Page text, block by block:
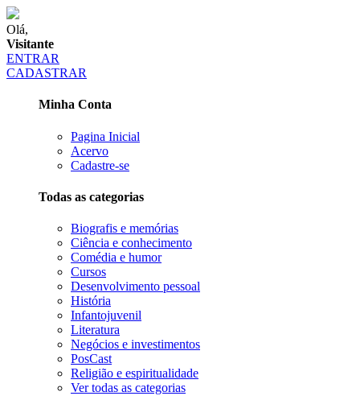
Olá,
Visitante
ENTRAR
CADASTRAR
Minha Conta
Pagina Inicial
Acervo
Cadastre-se
Todas as categorias
Biografis e memórias
Ciência e conhecimento
Comédia e humor
Cursos
Desenvolvimento pessoal
História
Infantojuvenil
Literatura
Negócios e investimentos
PosCast
Religião e espiritualidade
Ver todas as categorias